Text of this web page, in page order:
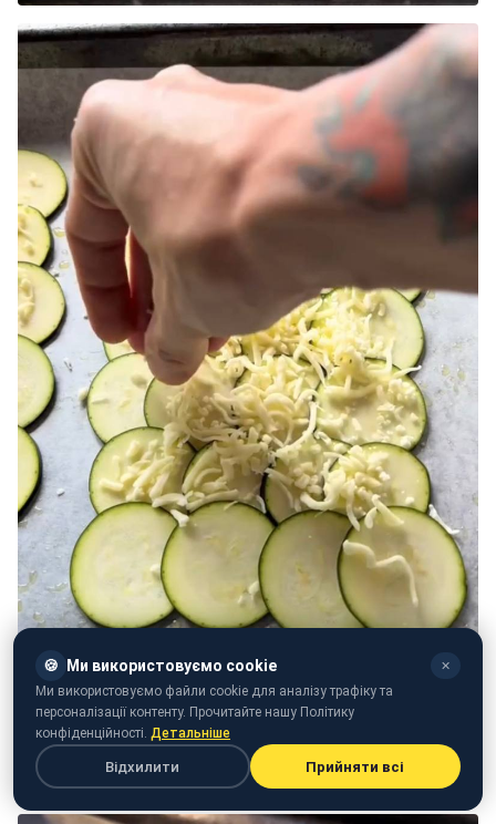
🍪 Ми використовуємо cookie ✕
Ми використовуємо файли cookie для аналізу трафіку та
персоналізації контенту. Прочитайте нашу Політику
конфіденційності. Детальніше
Відхилити Прийняти всі